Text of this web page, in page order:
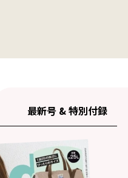
最新号 & 特別付録